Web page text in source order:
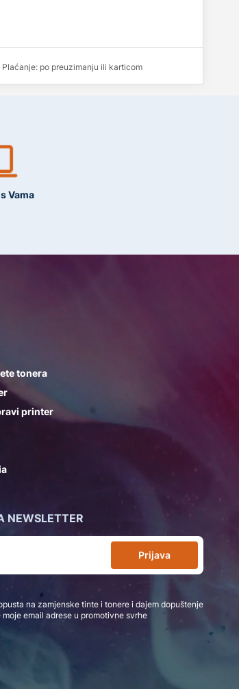
Plaćanje: po preuzimanju ili karticom
Vama
tonera
printer
NEWSLETTER
Prijava
na zamjenske tinte i tonere i dajem dopuštenje
email adrese u promotivne svrhe